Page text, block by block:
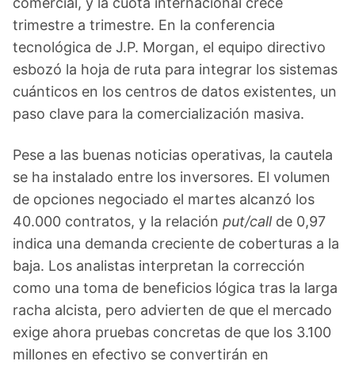
trimestre a trimestre. En la conferencia
tecnológica de J.P. Morgan, el equipo directivo
esbozó la hoja de ruta para integrar los sistemas
cuánticos en los centros de datos existentes, un
paso clave para la comercialización masiva.
Pese a las buenas noticias operativas, la cautela
se ha instalado entre los inversores. El volumen
de opciones negociado el martes alcanzó los
40.000 contratos, y la relación put/callde 0,97
indica una demanda creciente de coberturas a la
baja. Los analistas interpretan la corrección
como una toma de beneficios lógica tras la larga
racha alcista, pero advierten de que el mercado
exige ahora pruebas concretas de que los 3.100
millones en efectivo se convertirán en